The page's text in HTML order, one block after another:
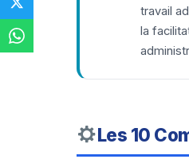
travail
la
Les 10